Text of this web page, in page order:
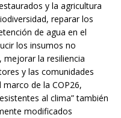
y la agricultura
reparar los
de agua en el
los insumos no
la resiliencia
y las comunidades
de la COP26,
al clima” también
modificados